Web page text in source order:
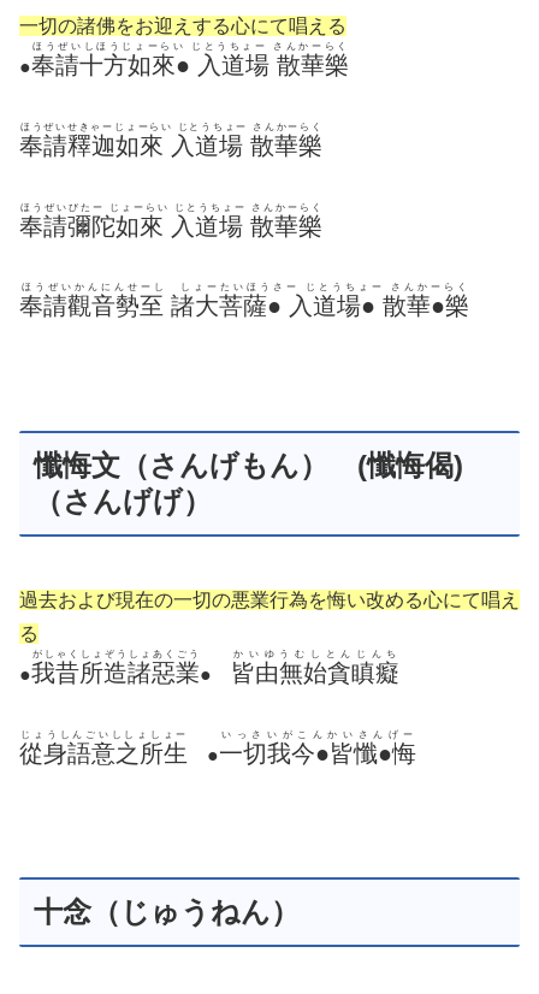
一切の諸佛をお迎えする心にて唱える
●奉請十方如來● 入道場 散華樂
ほうぜいしほうじょーらい じとうちょー さんかーらく
奉請釋迦如來 入道場 散華樂
ほうぜいせきゃーじょーらい じとうちょー さんかーらく
奉請彌陀如來 入道場 散華樂
ほうぜいびたー じょーらい じとうちょー さんかーらく
奉請觀音勢至 諸大菩薩● 入道場● 散華●樂
ほうぜいかんにんせーし しょーたいほうさー じとうちょー さんかーらく
懺悔文（さんげもん） (懺悔偈)
（さんげげ）
過去および現在の一切の悪業行為を悔い改める心にて唱え
る
●我昔所造諸惡業
がしゃくしょぞうしょあくごう
● 皆由無始貪瞋癡
かいゆうむしとんじんち
從身語意之所生
じょうしんごいししょしょー
●一切我今●皆懺●悔
いっさいがこんかいさんげー
十念（じゅうねん）